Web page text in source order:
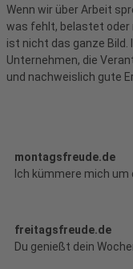
Wenn wir über Arbeit
was fehlt, belastet oder
ist nicht das ganze
Unternehmen, die
und nachweislich gute
montagsfreude.de
Ich kümmere mich um
freitagsfreude.de
Du genießt dein